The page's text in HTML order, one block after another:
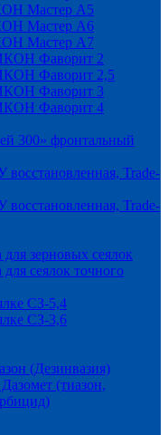
Мастер А5
Мастер А6
Мастер А7
Фаворит 2
Фаворит 2,5
Фаворит 3
Фаворит 4
300» фронтальный
восстановленная, Trade-
восстановленная, Trade-
зерновых сеялок
сеялок точного
СЗ-5,4
СЗ-3,6
(Дезинвазия)
(тиазон,